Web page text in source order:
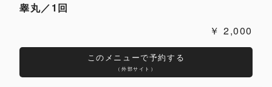
睾丸／1回
2,000
このメニューで予約する
（外部サイト）